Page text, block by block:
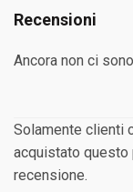
Recensioni
Ancora non ci
Solamente clienti
acquistato questo
recensione.